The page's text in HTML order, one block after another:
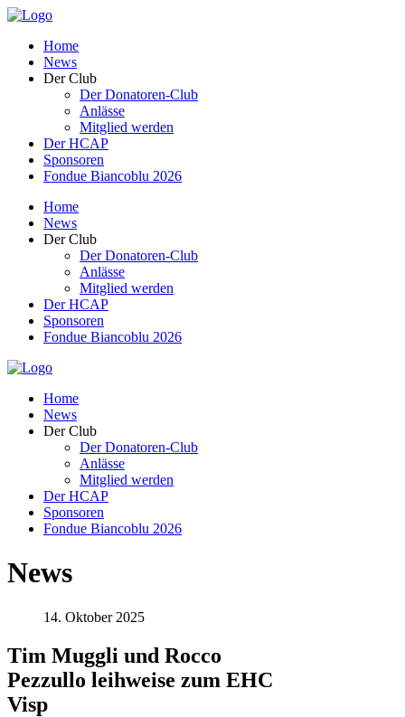
Home
News
Der Club
Der Donatoren-Club
Anlässe
Mitglied werden
Der HCAP
Sponsoren
Fondue Biancoblu 2026
Home
News
Der Club
Der Donatoren-Club
Anlässe
Mitglied werden
Der HCAP
Sponsoren
Fondue Biancoblu 2026
Home
News
Der Club
Der Donatoren-Club
Anlässe
Mitglied werden
Der HCAP
Sponsoren
Fondue Biancoblu 2026
News
14. Oktober 2025
Tim Muggli und Rocco
Pezzullo leihweise zum EHC
Visp